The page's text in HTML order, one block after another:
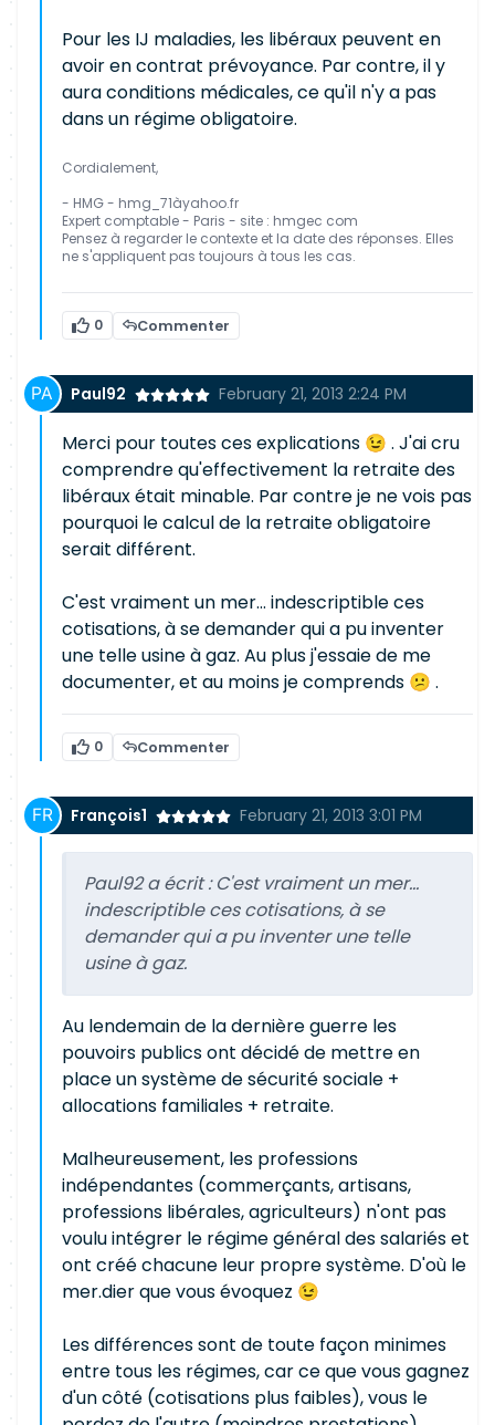
Pour les IJ maladies, les libéraux peuvent en
avoir en contrat prévoyance. Par contre, il y
aura conditions médicales, ce qu'il n'y a pas
dans un régime obligatoire.
Cordialement,
- HMG - hmg_71àyahoo.fr
Expert comptable - Paris - site : hmgec com
Pensez à regarder le contexte et la date des réponses. Elles
ne s'appliquent pas toujours à tous les cas.
0 Commenter
Paul92 February 21, 2013 2:24 PM
Merci pour toutes ces explications 😉 . J'ai cru
comprendre qu'effectivement la retraite des
libéraux était minable. Par contre je ne vois pas
pourquoi le calcul de la retraite obligatoire
serait différent.
C'est vraiment un mer... indescriptible ces
cotisations, à se demander qui a pu inventer
une telle usine à gaz. Au plus j'essaie de me
documenter, et au moins je comprends 😕 .
0 Commenter
François1 February 21, 2013 3:01 PM
Paul92 a écrit :C'est vraiment un mer...
indescriptible ces cotisations, à se
demander qui a pu inventer une telle
usine à gaz.
Au lendemain de la dernière guerre les
pouvoirs publics ont décidé de mettre en
place un système de sécurité sociale +
allocations familiales + retraite.
Malheureusement, les professions
indépendantes (commerçants, artisans,
professions libérales, agriculteurs) n'ont pas
voulu intégrer le régime général des salariés et
ont créé chacune leur propre système. D'où le
mer.dier que vous évoquez 😉
Les différences sont de toute façon minimes
entre tous les régimes, car ce que vous gagnez
d'un côté (cotisations plus faibles), vous le